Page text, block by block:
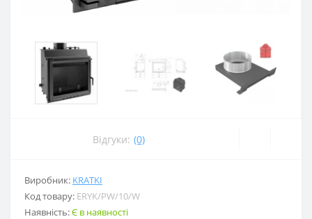
Відгуки: (0)
Виробник: KRATKI
Код товару: ERYK/PW/10/W
Наявність:Є в наявності